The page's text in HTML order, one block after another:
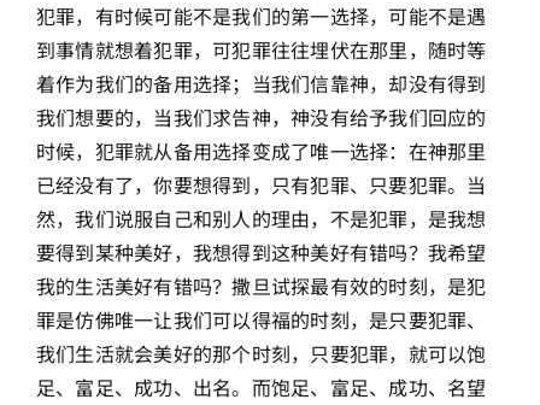
犯罪，有时候可能不是我们的第一选择，可能不是遇
到事情就想着犯罪，可犯罪往往埋伏在那里，随时等
着作为我们的备用选择；当我们信靠神，却没有得到
我们想要的，当我们求告神，神没有给予我们回应的
时候，犯罪就从备用选择变成了唯一选择：在神那里
已经没有了，你要想得到，只有犯罪、只要犯罪。当
然，我们说服自己和别人的理由，不是犯罪，是我想
要得到某种美好，我想得到这种美好有错吗？我希望
我的生活美好有错吗？撒旦试探最有效的时刻，是犯
罪是仿佛唯一让我们可以得福的时刻，是只要犯罪、
我们生活就会美好的那个时刻，只要犯罪，就可以饱
足、富足、成功、出名。而饱足、富足、成功、名望